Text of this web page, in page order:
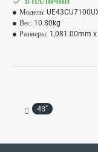
Модель:
Вес: 10.80kg
Размеры: 1,081.00mm
43"